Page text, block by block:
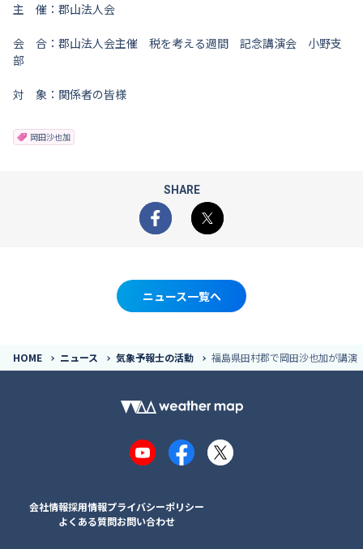
主 催：郡山法人会
会 合：郡山法人会主催 税を考える週間 記念講演会 小野支
部
対 象：関係者の皆様
岡田沙也加
SHARE
Facebook
X
ニュース一覧へ
HOME ニュース 気象予報士の活動 福島県田村郡で岡田沙也加が講演
YouTubeFacebook
X
会社情報採用情報プライバシーポリシー
よくある質問お問い合わせ